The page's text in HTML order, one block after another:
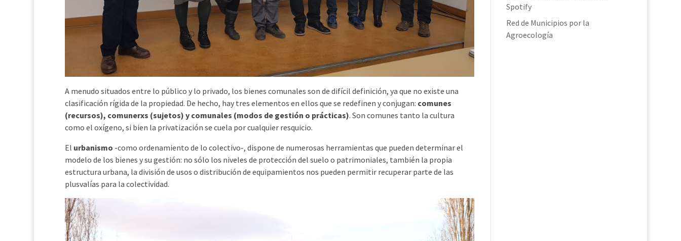
A menudo situados entre lo público y lo privado, los bienes comunales son de difícil definición, ya que no existe una
clasificación rígida de la propiedad. De hecho, hay tres elementos en ellos que se redefinen y conjugan: comunes
(recursos), comunerxs (sujetos) y comunales (modos de gestión o prácticas). Son comunes tanto la cultura
como el oxígeno, si bien la privatización se cuela por cualquier resquicio.
El urbanismo -como ordenamiento de lo colectivo-, dispone de numerosas herramientas que pueden determinar el
modelo de los bienes y su gestión: no sólo los niveles de protección del suelo o patrimoniales, también la propia
estructura urbana, la división de usos o distribución de equipamientos nos pueden permitir recuperar parte de las
plusvalías para la colectividad.
Spotify
Red de Municipios por la
Agroecología